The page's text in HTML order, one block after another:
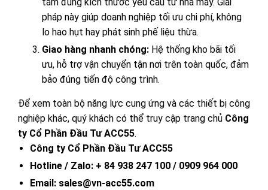
tấm đúng kích thước yêu cầu từ nhà máy. Giải
pháp này giúp doanh nghiệp tối ưu chi phí, không
lo hao hụt hay phát sinh phế liệu thừa.
Giao hàng nhanh chóng: Hệ thống kho bãi tối
ưu, hỗ trợ vận chuyển tận nơi trên toàn quốc, đảm
bảo đúng tiến độ công trình.
Để xem toàn bộ năng lực cung ứng và các thiết bị công
nghiệp khác, quý khách có thể truy cập trang chủ Công
ty Cổ Phần Đầu Tư ACC55.
Công ty Cổ Phần Đầu Tư ACC55
Hotline / Zalo: + 84 938 247 100 / 0909 964 000
Email: sales@vn-acc55.com